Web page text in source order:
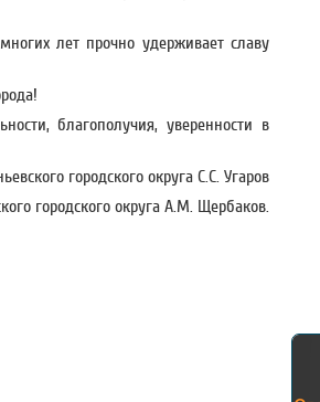
лет прочно удерживает славу
благополучия, уверенности в
городского округа С.С. Угаров
городского округа А.М. Щербаков.